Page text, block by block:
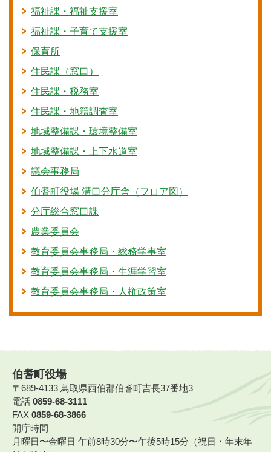
福祉課・福祉支援室
福祉課・子育て支援室
保育所
住民課（窓口）
住民課・税務室
住民課・地籍調査室
地域整備課・環境整備室
地域整備課・上下水道室
議会事務局
伯耆町役場 溝口分庁舎（フロア図）
分庁総合窓口課
農業委員会
教育委員会事務局・総務学事室
教育委員会事務局・生涯学習室
教育委員会事務局・人権政策室
伯耆町役場
〒689-4133 鳥取県西伯郡伯耆町吉長37番地3
電話 0859-68-3111
FAX 0859-68-3866
開庁時間
月曜日〜金曜日 午前8時30分〜午後5時15分（祝日・年末年